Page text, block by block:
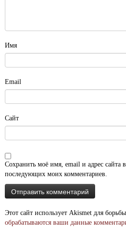
Имя
Email
Сайт
Сохранить моё имя, email и адрес сайта
последующих моих комментариев.
Этот сайт использует Akismet для
обрабатываются ваши данные